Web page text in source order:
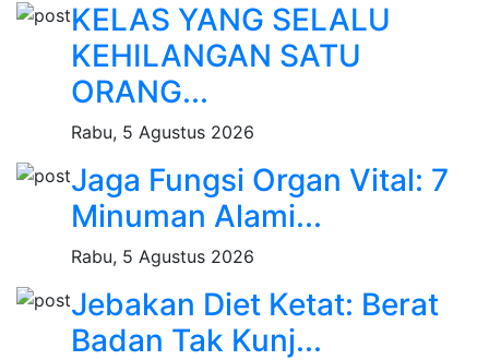
KELAS YANG SELALU
KEHILANGAN SATU
ORANG...
Rabu, 5 Agustus 2026
Jaga Fungsi Organ Vital: 7
Minuman Alami...
Rabu, 5 Agustus 2026
Jebakan Diet Ketat: Berat
Badan Tak Kunj...